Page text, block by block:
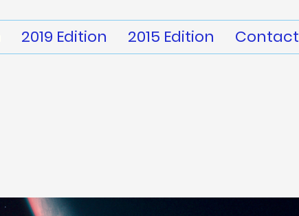
2019 Edition 2015 Edition Contact